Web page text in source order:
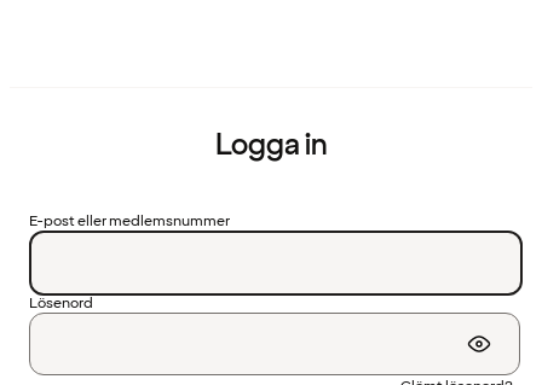
Logga in
E-post eller medlemsnummer
Lösenord